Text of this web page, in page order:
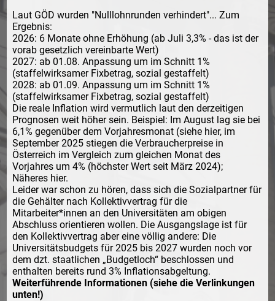
Laut GÖD wurden "Nulllohnrunden verhindert"... Zum
Ergebnis:
2026: 6 Monate ohne Erhöhung (ab Juli 3,3% - das ist der
vorab gesetzlich vereinbarte Wert)
2027: ab 01.08. Anpassung um im Schnitt 1%
(staffelwirksamer Fixbetrag, sozial gestaffelt)
2028: ab 01.09. Anpassung um im Schnitt 1%
(staffelwirksamer Fixbetrag, sozial gestaffelt)
Die reale Inflation wird vermutlich laut den derzeitigen
Prognosen weit höher sein. Beispiel: Im August lag sie bei
6,1% gegenüber dem Vorjahresmonat (siehe hier, im
September 2025 stiegen die Verbraucherpreise in
Österreich im Vergleich zum gleichen Monat des
Vorjahres um 4% (höchster Wert seit März 2024);
Näheres hier.
Leider war schon zu hören, dass sich die Sozialpartner für
die Gehälter nach Kollektivvertrag für die
Mitarbeiter*innen an den Universitäten am obigen
Abschluss orientieren wollen. Die Ausgangslage ist für
den Kollektivvertrag aber eine völlig andere: Die
Universitätsbudgets für 2025 bis 2027 wurden noch vor
dem dzt. staatlichen „Budgetloch“ beschlossen und
enthalten bereits rund 3% Inflationsabgeltung.
Weiterführende Informationen (siehe die Verlinkungen
unten!)